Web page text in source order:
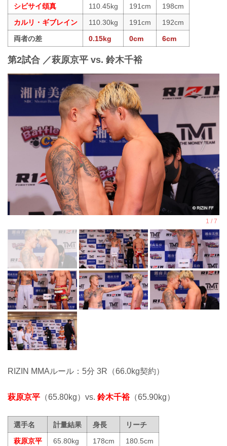
シビサイ頌真 110.45kg 191cm
198cm
カルリ・ギブレイン
110.30kg 191cm
192cm
両者の差
0.15kg 0cm 6cm
第2試合 ／萩原京平 vs. 鈴木千裕
RIZIN MMAルール：5分 3R（66.0kg契約）
萩原京平 （65.80kg）vs. 鈴木千裕（65.90kg）
選手名 計量結果 身長
リーチ
萩原京平
65.80kg 178cm
180.5cm